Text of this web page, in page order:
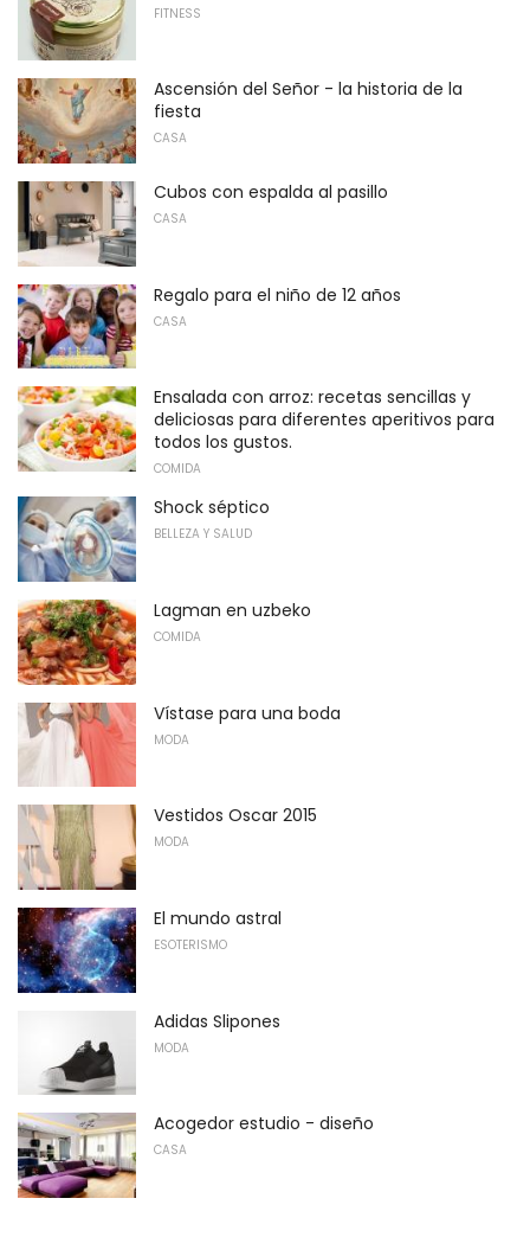
FITNESS
Ascensión del Señor - la historia de la
fiesta
CASA
Cubos con espalda al pasillo
CASA
Regalo para el niño de 12 años
CASA
Ensalada con arroz: recetas sencillas y
deliciosas para diferentes aperitivos para
todos los gustos.
COMIDA
Shock séptico
BELLEZA Y SALUD
Lagman en uzbeko
COMIDA
Vístase para una boda
MODA
Vestidos Oscar 2015
MODA
El mundo astral
ESOTERISMO
Adidas Slipones
MODA
Acogedor estudio - diseño
CASA